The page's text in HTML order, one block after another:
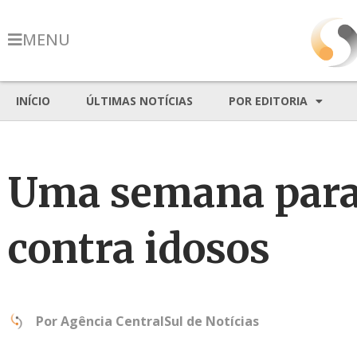
MENU
INÍCIO ÚLTIMAS NOTÍCIAS POR EDITORIA
Uma semana
contra idosos
PorAgência CentralSul de Notícias